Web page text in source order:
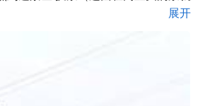
展开